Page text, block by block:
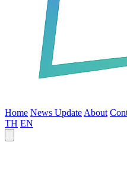
Home News Update About
TH EN